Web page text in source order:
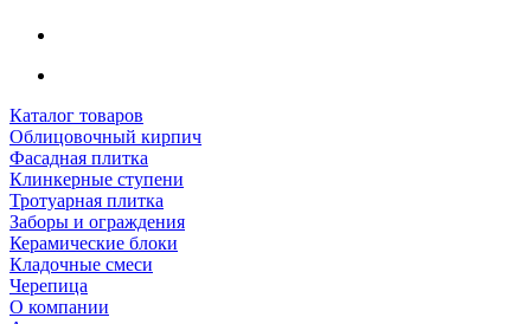
Каталог товаров
Облицовочный кирпич
Фасадная плитка
Клинкерные ступени
Тротуарная плитка
Заборы и ограждения
Керамические блоки
Кладочные смеси
Черепица
О компании